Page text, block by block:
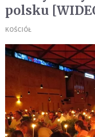
polsku
KOŚCIÓŁ